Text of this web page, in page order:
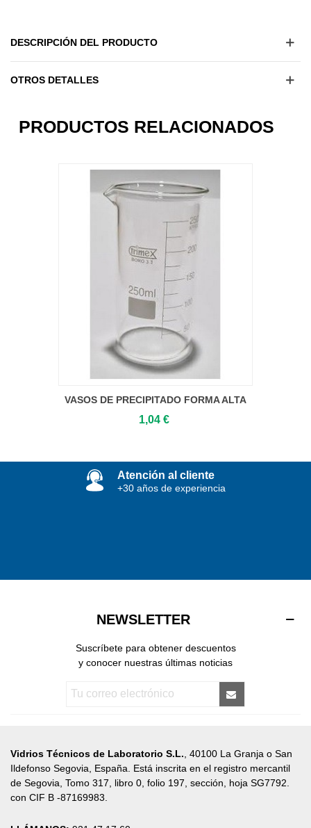
DESCRIPCIÓN DEL PRODUCTO
OTROS DETALLES
VASOS DE PRECIPITADO FORMA ALTA
1,04 €
Atención al cliente
+30 años de experiencia
NEWSLETTER
Suscríbete para obtener descuentos
y conocer nuestras últimas noticias
Vidrios Técnicos de Laboratorio S.L. , 40100 La Granja o San
Ildefonso Segovia, España. Está inscrita en el registro mercantil
de Segovia, Tomo 317, libro 0, folio 197, sección, hoja SG7792.
con CIF B -87169983.